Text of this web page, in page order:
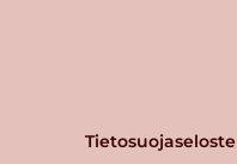
Tietosuojaseloste